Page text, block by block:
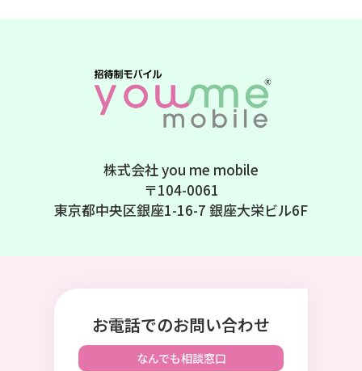
株式会社 you me mobile
〒104-0061
東京都中央区銀座1-16-7 銀座大栄ビル6F
お電話でのお問い合わせ
なんでも相談窓口